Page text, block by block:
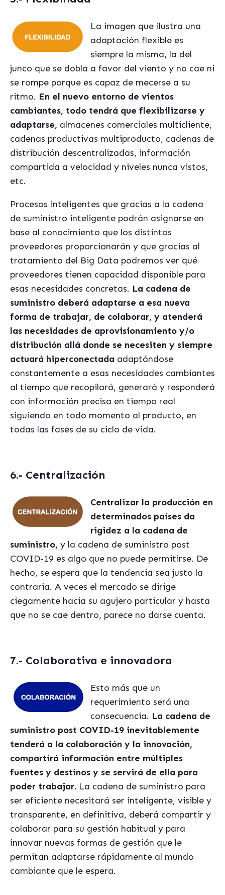
La imagen que ilustra una
adaptación flexible es
siempre la misma, la del
junco que se dobla a favor del viento y no cae ni
se rompe porque es capaz de mecerse a su
ritmo. En el nuevo entorno de vientos
cambiantes, todo tendrá que flexibilizarse y
adaptarse, almacenes comerciales multicliente,
cadenas productivas multiproducto, cadenas de
distribución descentralizadas, información
compartida a velocidad y niveles nunca vistos,
etc.
Procesos inteligentes que gracias a la cadena
de suministro inteligente podrán asignarse en
base al conocimiento que los distintos
proveedores proporcionarán y que gracias al
tratamiento del Big Data podremos ver qué
proveedores tienen capacidad disponible para
esas necesidades concretas. La cadena de
suministro deberá adaptarse a esa nueva
forma de trabajar, de colaborar, y atenderá
las necesidades de aprovisionamiento y/o
distribución allá donde se necesiten y siempre
actuará hiperconectada adaptándose
constantemente a esas necesidades cambiantes
al tiempo que recopilará, generará y responderá
con información precisa en tiempo real
siguiendo en todo momento al producto, en
todas las fases de su ciclo de vida.
6.- Centralización
Centralizar la producción en
determinados países da
rigidez a la cadena de
suministro, y la cadena de suministro post
COVID-19 es algo que no puede permitirse. De
hecho, se espera que la tendencia sea justo la
contraria. A veces el mercado se dirige
ciegamente hacia su agujero particular y hasta
que no se cae dentro, parece no darse cuenta.
7.- Colaborativa e innovadora
Esto más que un
requerimiento será una
consecuencia. La cadena de
suministro post COVID-19 inevitablemente
tenderá a la colaboración y la innovación,
compartirá información entre múltiples
fuentes y destinos y se servirá de ella para
poder trabajar. La cadena de suministro para
ser eficiente necesitará ser inteligente, visible y
transparente, en definitiva, deberá compartir y
colaborar para su gestión habitual y para
innovar nuevas formas de gestión que le
permitan adaptarse rápidamente al mundo
cambiante que le espera.